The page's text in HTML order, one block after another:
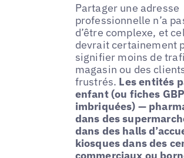
Partager une adresse
professionnelle n’a
d’être complexe, et
devrait certainement
signifier moins de
magasin ou des
frustrés. Les entités
enfant (ou fiches GBP
imbriquées) —
dans des
dans des halls
kiosques dans des
commerciaux ou